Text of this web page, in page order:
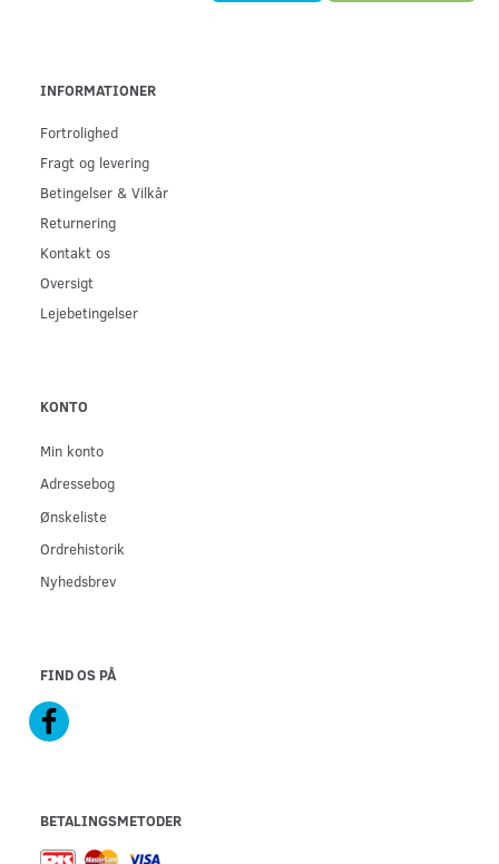
INFORMATIONER
Fortrolighed
Fragt og levering
Betingelser & Vilkår
Returnering
Kontakt os
Oversigt
Lejebetingelser
KONTO
Min konto
Adressebog
Ønskeliste
Ordrehistorik
Nyhedsbrev
FIND OS PÅ
BETALINGSMETODER